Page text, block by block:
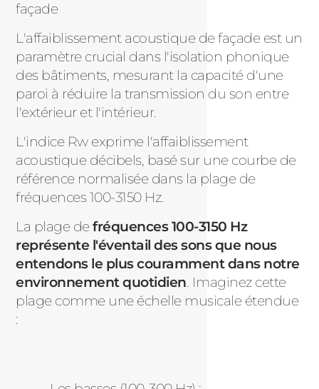
façade
L'affaiblissement acoustique de façade est un
paramètre crucial dans l'isolation phonique
des bâtiments, mesurant la capacité d'une
paroi à réduire la transmission du son entre
l'extérieur et l'intérieur.
L'indice Rw exprime l'affaiblissement
acoustique décibels, basé sur une courbe de
référence normalisée dans la plage de
fréquences 100-3150 Hz.
La plage defréquences 100-3150 Hz
représente l'éventail des sons que nous
entendons le plus couramment dans notre
environnement quotidien. Imaginez cette
plage comme une échelle musicale étendue
: